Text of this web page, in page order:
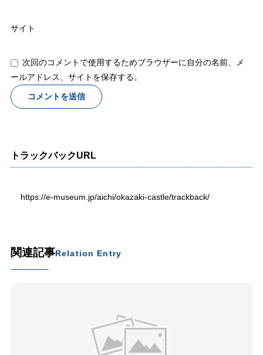
サイト
次回のコメントで使用するためブラウザーに自分の名前、メ
ールアドレス、サイトを保存する。
トラックバックURL
https://e-museum.jp/aichi/okazaki-castle/trackback/
関連記事Relation Entry